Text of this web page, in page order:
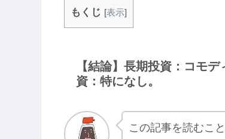
もくじ [表示]
【結論】長期投資：コモ
資：特になし。
この記事を読むこ